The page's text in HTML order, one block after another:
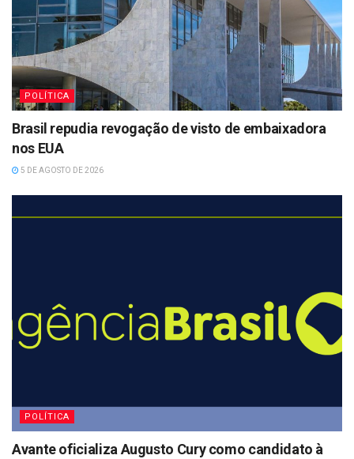
POLÍTICA
Brasil repudia revogação de visto de embaixadora
nos EUA
5 DE AGOSTO DE 2026
POLÍTICA
Avante oficializa Augusto Cury como candidato à